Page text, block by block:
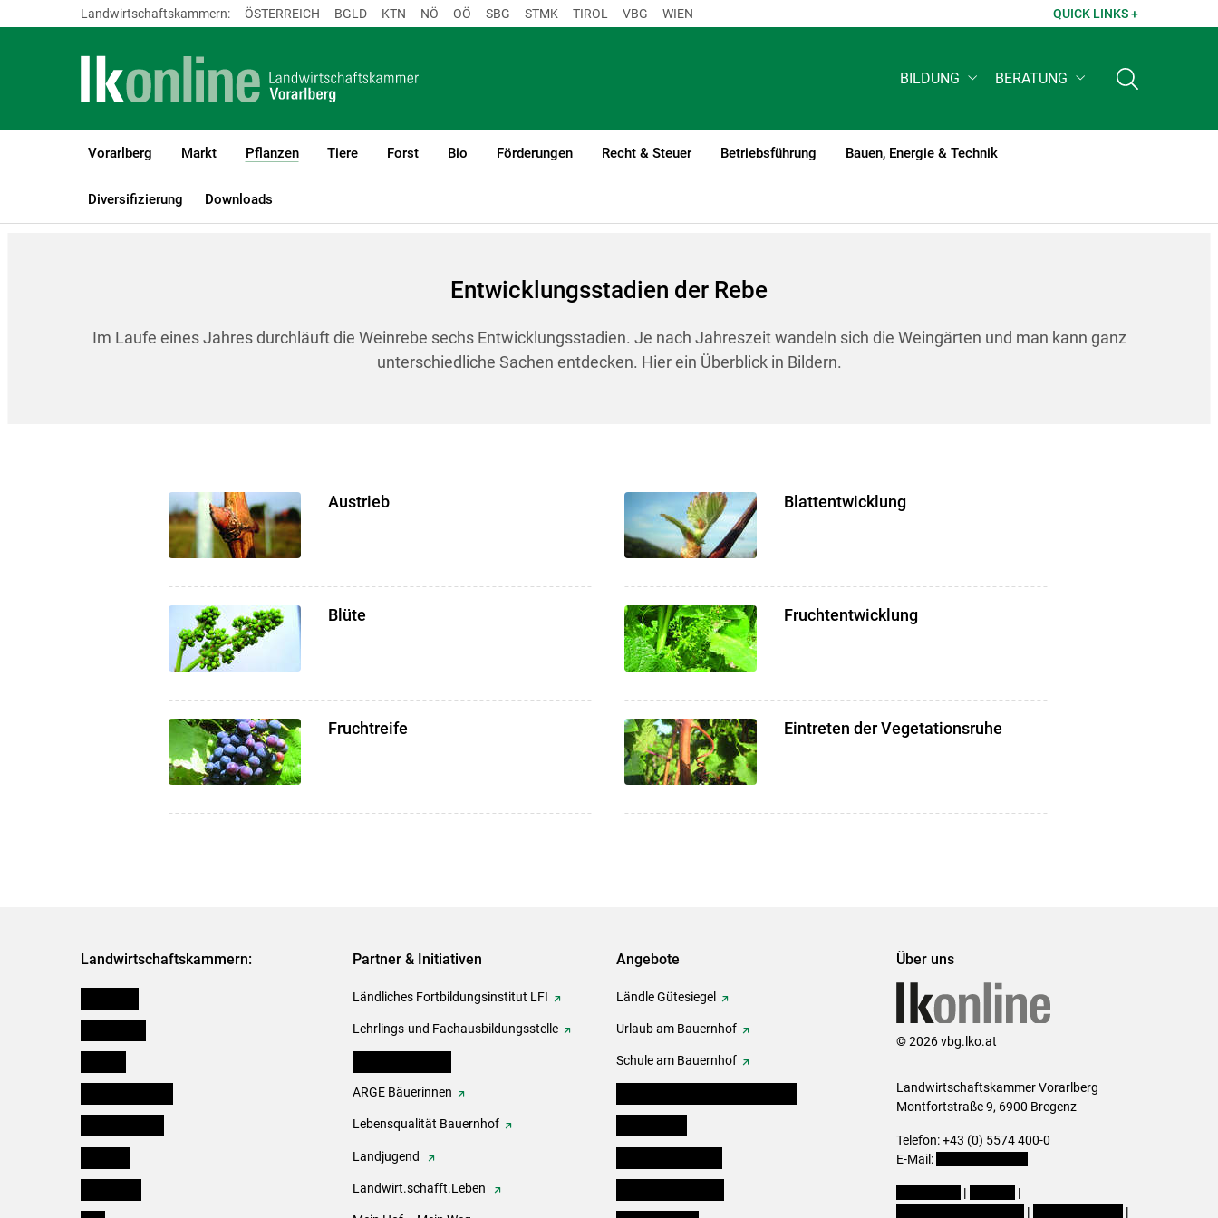
Landwirtschaftskammern: ÖSTERREICH BGLD KTN NÖ OÖ SBG STMK TIROL VBG WIEN QUICK LINKS +
BILDUNG BERATUNG
Vorarlberg Markt Pflanzen
(current)1
Tiere Forst Bio Förderungen Recht & Steuer Betriebsführung Bauen, Energie & Technik
Diversifizierung Downloads
LK Vorarlberg Pflanzen Weinbau
Entwicklungsstadien der Rebe
Im Laufe eines Jahres durchläuft die Weinrebe sechs Entwicklungsstadien. Je nach Jahreszeit wandeln sich die Weingärten und man kann ganz
unterschiedliche Sachen entdecken. Hier ein Überblick in Bildern.
Austrieb Blattentwicklung
Blüte Fruchtentwicklung
Fruchtreife Eintreten der Vegetationsruhe
Landwirtschaftskammern: Partner & Initiativen
Ländliches Fortbildungsinstitut LFI
Lehrlings-und Fachausbildungsstelle
ARGE Bäuerinnen
Lebensqualität Bauernhof
Landjugend
Landwirt.schafft.Leben
Angebote
Ländle Gütesiegel
Urlaub am Bauernhof
Schule am Bauernhof
Über uns
© 2026 vbg.lko.at
Landwirtschaftskammer Vorarlberg
Montfortstraße 9, 6900 Bregenz
Telefon: +43 (0) 5574 400-0
E-Mail:
|
|
| |